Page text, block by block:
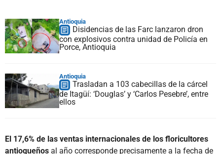
Antioquia
Disidencias de las Farc lanzaron dron
con explosivos contra unidad de Policía en
Porce, Antioquia
Antioquia
Trasladan a 103 cabecillas de la cárcel
de Itagüí: ‘Douglas’ y ‘Carlos Pesebre’, entre
ellos
El 17,6% de las ventas internacionales de los floricultores
antioqueños al año corresponde precisamente a la fecha de